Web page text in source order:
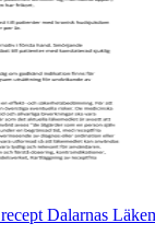
Dalarnas